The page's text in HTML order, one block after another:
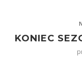
KONIEC